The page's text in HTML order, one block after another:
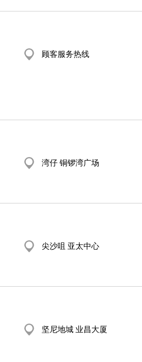
顾客服务热线
湾仔 铜锣湾广场
尖沙咀 亚太中心
坚尼地城 业昌大厦